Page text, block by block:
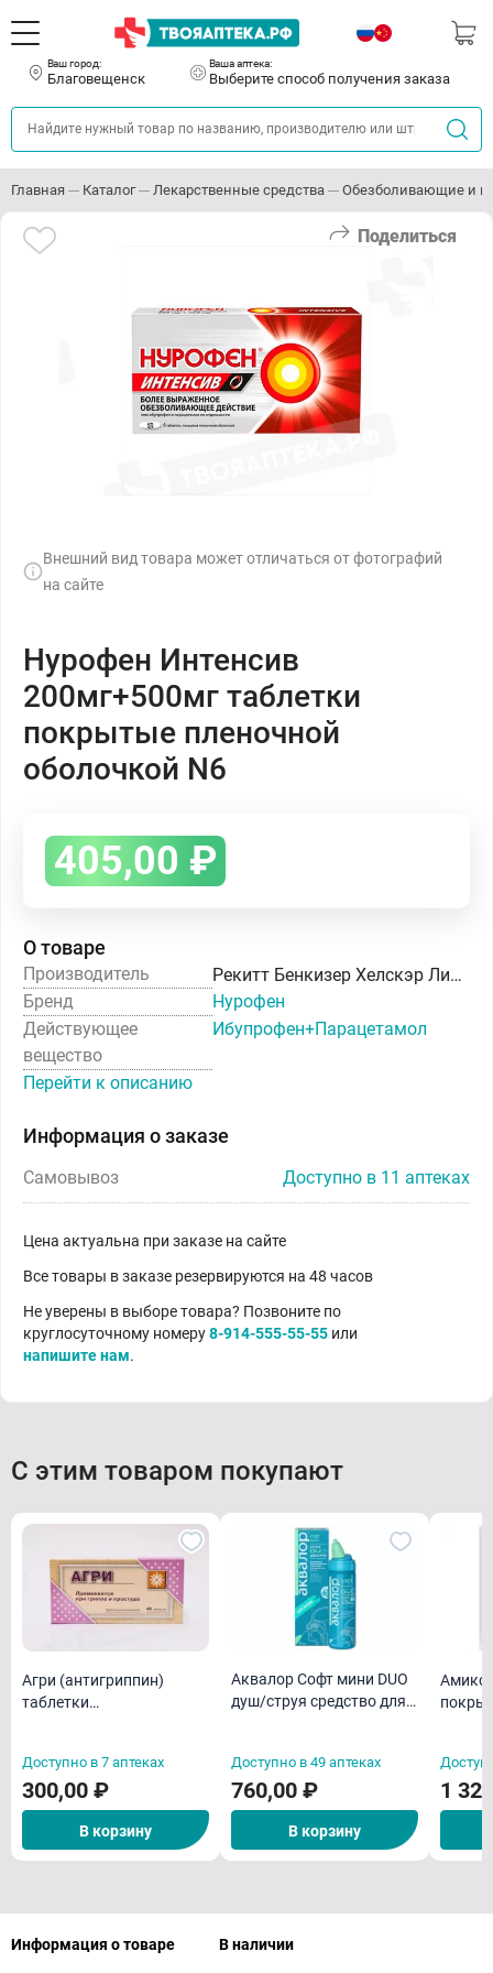
Ваш город:
Благовещенск
Ваша аптека:
Выберите способ получения заказа
Главная Каталог Лекарственные средства Обезболивающие и
Поделиться
Внешний вид товара может отличаться от фотографий
на сайте
Нурофен Интенсив
200мг+500мг таблетки
покрытые пленочной
оболочкой N6
405,00 ₽
О товаре
Производитель
Рекитт Бенкизер Хелскэр Лимитед
Бренд
Нурофен
Действующее
вещество
Ибупрофен+Парацетамол
Перейти к описанию
Информация о заказе
Самовывоз Доступно в 11 аптеках
Цена актуальна при заказе на сайте
Все товары в заказе резервируются на 48 часов
Не уверены в выборе товара? Позвоните по
круглосуточному номеру8-914-555-55-55 или
напишите нам.
С этим товаром покупают
Агри (антигриппин)
таблетки
Доступно в 7 аптеках
300,00 ₽
В корзину
Аквалор Софт мини DUO
душ/струя средство для
50мл
Доступно в 49 аптеках
760,00 ₽
В корзину
1
Информация о товаре В наличии